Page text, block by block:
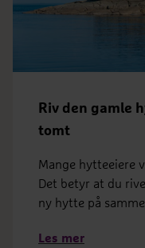
Riv den gamle
tomt
Mange hytteeiere
Det betyr at du
ny hytte på
Les mer